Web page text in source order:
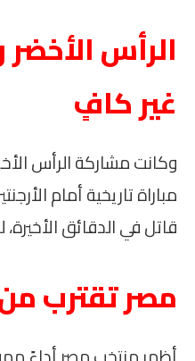
الرأس
غير كافٍ
وكانت مشاركة الرأس
مباراة تاريخية أمام
قاتل في الدقائق الأخيرة،
مصر تقترب من